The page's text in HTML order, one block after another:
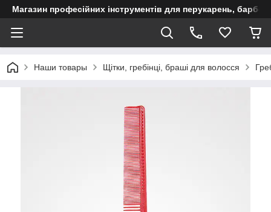
Магазин професійних інструментів для перукарень,
Наши товары Щітки, гребінці, браші для волосся